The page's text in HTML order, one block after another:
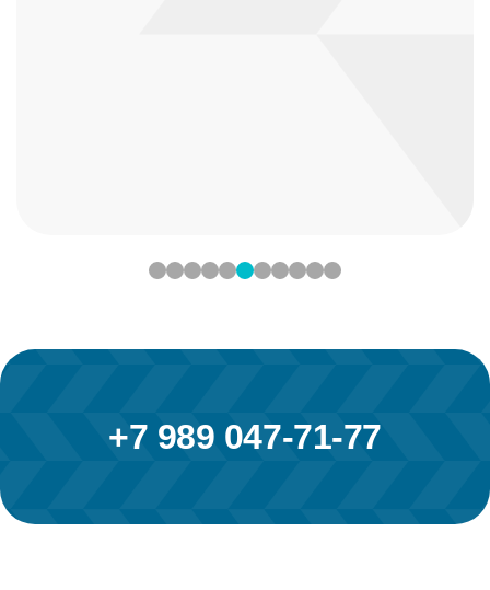
+7 989 047-71-77